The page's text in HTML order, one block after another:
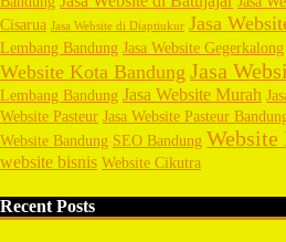
Cisarua Jasa Website di Diaptiukur Jasa
Lembang Bandung Jasa Website Gegerkalong
Website Kota Bandung Jasa
Lembang Bandung Jasa Website Murah
Website Pasteur Jasa Website Pasteur
Website Bandung SEO Bandung Website
website bisnis Website Cikutra
Recent Posts